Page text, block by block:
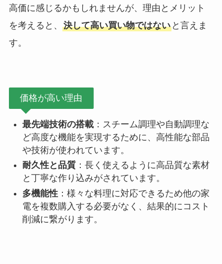
高価に感じるかもしれませんが、理由とメリット
を考えると、 決して高い買い物ではないと言えま
す。
価格が高い理由
最先端技術の搭載：スチーム調理や自動調理な
ど高度な機能を実現するために、高性能な部品
や技術が使われています。
耐久性と品質：長く使えるように高品質な素材
と丁寧な作り込みがされています。
多機能性：様々な料理に対応できるため他の家
電を複数購入する必要がなく、結果的にコスト
削減に繋がります。